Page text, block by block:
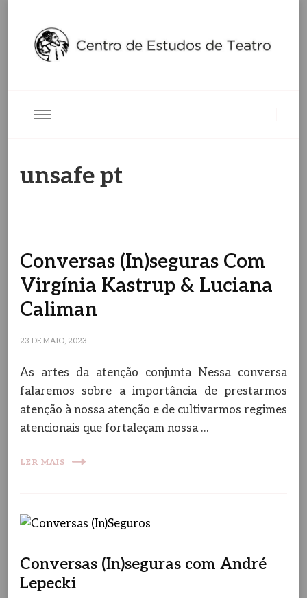
unsafe pt
Conversas (In)seguras Com
Virgínia Kastrup & Luciana
Caliman
23 DE MAIO, 2023
As artes da atenção conjunta Nessa conversa
falaremos sobre a importância de prestarmos
atenção à nossa atenção e de cultivarmos regimes
atencionais que fortaleçam nossa …
LER MAIS
Conversas (In)seguras com André
Lepecki